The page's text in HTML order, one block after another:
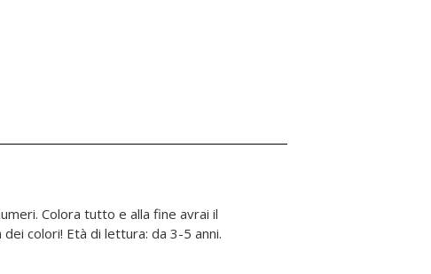
colori! Età di lettura: da 3-5 anni.